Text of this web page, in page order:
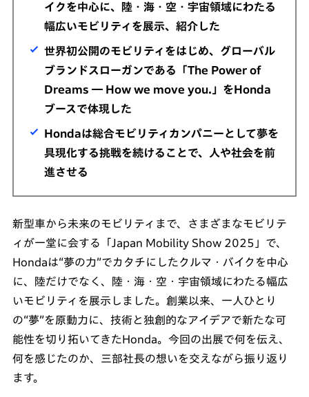
イクを中心に、陸・海・空・宇宙領域にわたる
幅広いモビリティを展示、紹介した
世界初公開のモビリティをはじめ、グローバル
ブランドスローガンである「The Power of
Dreams ― How we move you.」をHonda
ブースで体現した
Hondaは総合モビリティカンパニーとして夢を
具現化する挑戦を続けることで、人や社会を前
進させる
新型車から未来のモビリティまで、さまざまなモビリテ
ィが一堂に会する「Japan Mobility Show 2025」で、
Hondaは“夢の力”でカタチにしたクルマ・バイクを中心
に、陸だけでなく、陸・海・空・宇宙領域にわたる幅広
いモビリティを展示しました。創業以来、一人ひとり
の“夢”を原動力に、技術と独創的なアイデアで新たな可
能性を切り拓いてきたHonda。今回の出展で何を伝え、
何を感じたのか、三部社長の想いを交えながら振り返り
ます。